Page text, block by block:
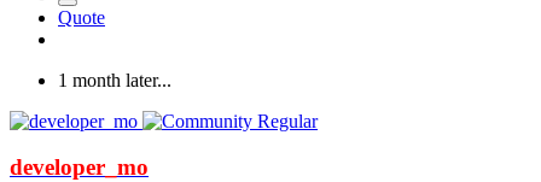
Quote
1 month later...
developer_mo